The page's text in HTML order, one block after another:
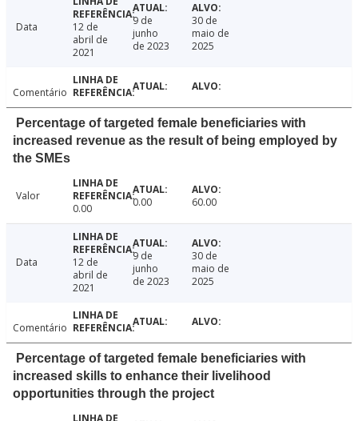
Data
12 de
abril de
2021
9 de
junho
de 2023
30 de
maio de
2025
Comentário
Percentage of targeted female beneficiaries with
increased revenue as the result of being employed by
the SMEs
Valor
0.00
0.00 60.00
Data
12 de
abril de
2021
9 de
junho
de 2023
30 de
maio de
2025
Comentário
Percentage of targeted female beneficiaries with
increased skills to enhance their livelihood
opportunities through the project